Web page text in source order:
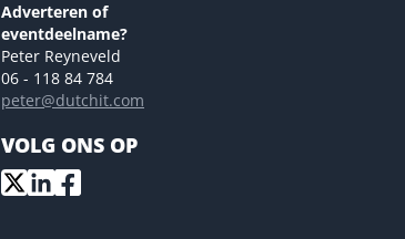
Adverteren of
eventdeelname?
Peter Reyneveld
06 - 118 84 784
peter@dutchit.com
VOLG ONS OP